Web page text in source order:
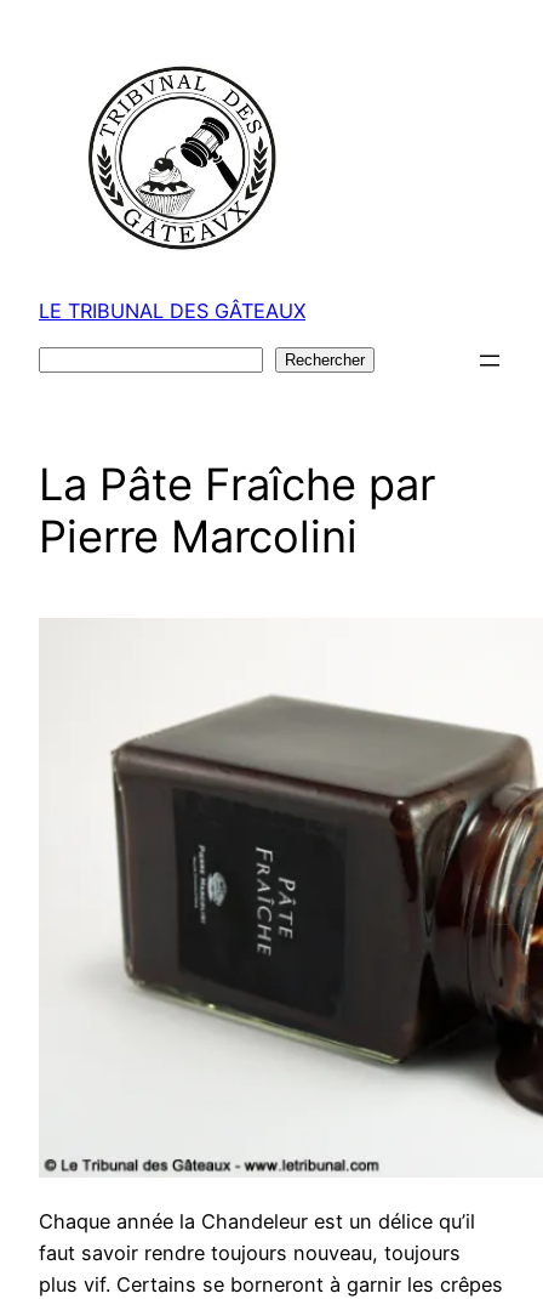
LE TRIBUNAL DES GÂTEAUX
Rechercher
La Pâte Fraîche par
Pierre Marcolini
Chaque année la Chandeleur est un délice qu’il
faut savoir rendre toujours nouveau, toujours
plus vif. Certains se borneront à garnir les crêpes